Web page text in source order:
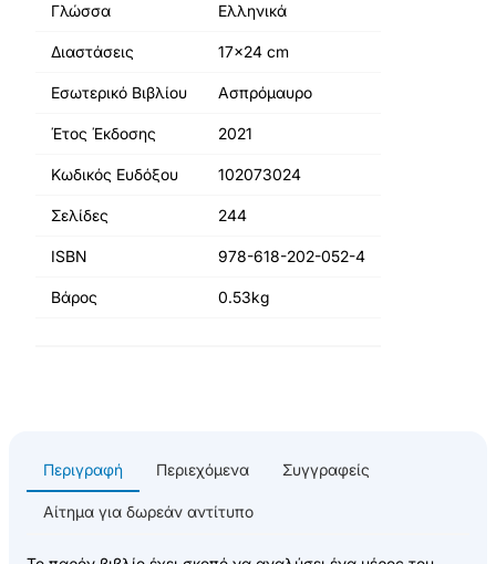
Γλώσσα Ελληνικά
Διαστάσεις 17x24 cm
Εσωτερικό Βιβλίου Ασπρόμαυρο
Έτος Έκδοσης 2021
Κωδικός Ευδόξου 102073024
Σελίδες 244
ISBN 978-618-202-052-4
Βάρος 0.53kg
Περιγραφή Περιεχόμενα Συγγραφείς
Αίτημα για δωρεάν αντίτυπο